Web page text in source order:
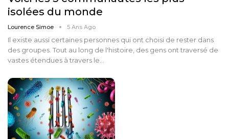
isolées du monde
Lourence Simoe 5 Ans Ago
Il existe aussi certaines personnes qui ont choisi de rester dans
des groupes. Tout au long de l'histoire, des gens ont traversé de
vastes étendues à travers le…